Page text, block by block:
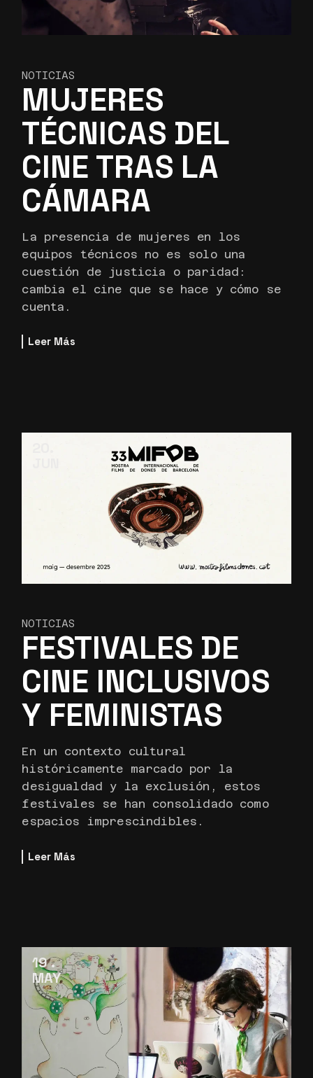
NOTICIAS
MUJERES
TÉCNICAS DEL
CINE TRAS LA
CÁMARA
La presencia de mujeres en los
equipos técnicos no es solo una
cuestión de justicia o paridad:
cambia el cine que se hace y cómo se
cuenta.
Leer Más
NOTICIAS
FESTIVALES DE
CINE INCLUSIVOS
Y FEMINISTAS
En un contexto cultural
históricamente marcado por la
desigualdad y la exclusión, estos
festivales se han consolidado como
espacios imprescindibles.
Leer Más
19
MAY